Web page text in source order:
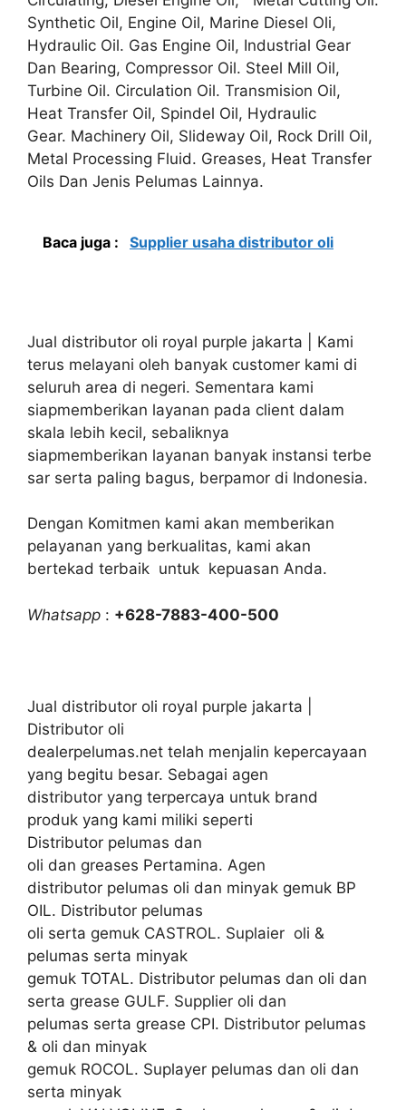
Synthetic Oil, Engine Oil, Marine Diesel Oli,
Hydraulic Oil. Gas Engine Oil, Industrial Gear
Dan Bearing, Compressor Oil. Steel Mill Oil,
Turbine Oil. Circulation Oil. Transmision Oil,
Heat Transfer Oil, Spindel Oil, Hydraulic
Gear. Machinery Oil, Slideway Oil, Rock Drill Oil,
Metal Processing Fluid. Greases, Heat Transfer
Oils Dan Jenis Pelumas Lainnya.
Baca juga : Supplier usaha distributor oli
Jual distributor oli royal purple jakarta | Kami
terus melayani oleh banyak customer kami di
seluruh area di negeri. Sementara kami
siapmemberikan layanan pada client dalam
skala lebih kecil, sebaliknya
siapmemberikan layanan banyak instansi terbe
sar serta paling bagus, berpamor di Indonesia.
Dengan Komitmen kami akan memberikan
pelayanan yang berkualitas, kami akan
bertekad terbaik untuk kepuasan Anda.
Whatsapp : +628-7883-400-500
Jual distributor oli royal purple jakarta |
Distributor oli
dealerpelumas.net telah menjalin kepercayaan
yang begitu besar. Sebagai agen
distributor yang terpercaya untuk brand
produk yang kami miliki seperti
Distributor pelumas dan
oli dan greases Pertamina. Agen
distributor pelumas oli dan minyak gemuk BP
OIL. Distributor pelumas
oli serta gemuk CASTROL. Suplaier oli &
pelumas serta minyak
gemuk TOTAL. Distributor pelumas dan oli dan
serta grease GULF. Supplier oli dan
pelumas serta grease CPI. Distributor pelumas
& oli dan minyak
gemuk ROCOL. Suplayer pelumas dan oli dan
serta minyak